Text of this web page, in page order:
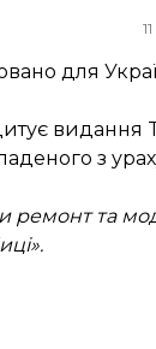
для
видання
з
ремонт та